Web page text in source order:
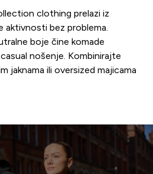
clothing prelazi iz
aktivnosti bez problema.
boje čine komade
nošenje. Kombinirajte
jaknama ili oversized majicama